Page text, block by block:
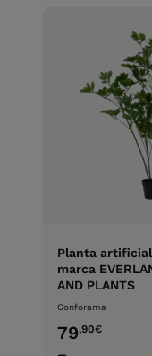
Planta artificial
marca
AND PLANTS
Conforama
79,90€